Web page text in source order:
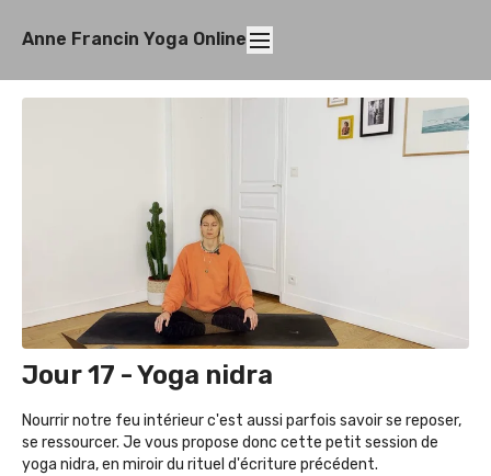
Anne Francin Yoga Online
Jour 17 - Yoga nidra
Nourrir notre feu intérieur c'est aussi parfois savoir se reposer,
se ressourcer. Je vous propose donc cette petit session de
yoga nidra, en miroir du rituel d'écriture précédent.